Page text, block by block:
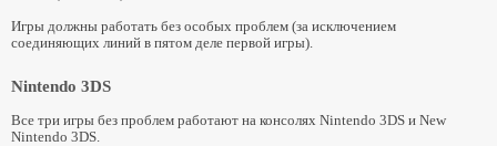
Игры должны работать без особых проблем (за исключением
соединяющих линий в пятом деле первой игры).
Nintendo 3DS
Все три игры без проблем работают на консолях Nintendo 3DS и New
Nintendo 3DS.